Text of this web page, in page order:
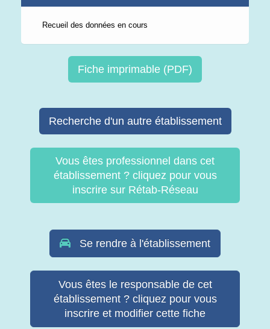
Recueil des données en cours
Fiche imprimable (PDF)
Recherche d'un autre établissement
Vous êtes professionnel dans cet
établissement ? cliquez pour vous
inscrire sur Rétab-Réseau
Se rendre à l'établissement
Vous êtes le responsable de cet
établissement ? cliquez pour vous
inscrire et modifier cette fiche